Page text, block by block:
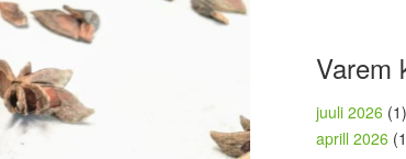
Varem
juuli 2026 (1)
aprill 2026